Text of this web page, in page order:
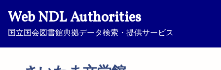
Web NDL Authorities
国立国会図書館典拠データ検索・提供サービス